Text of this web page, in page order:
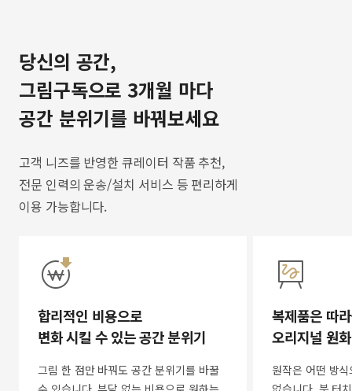
당신의 공간,
그림구독으로 3개월 마다
공간 분위기를 바꿔보세요
고객 니즈를 반영한 큐레이터 작품 추천,
전문 인력의 운송/설치 서비스 등 편리하게
이용 가능합니다.
합리적인 비용으로
변화 시킬 수 있는 공간 분위기
그림 한 점만 바꿔도 공간 분위기를 바꿀
복제품은 따
오리지널 원
원작은 어떤 방